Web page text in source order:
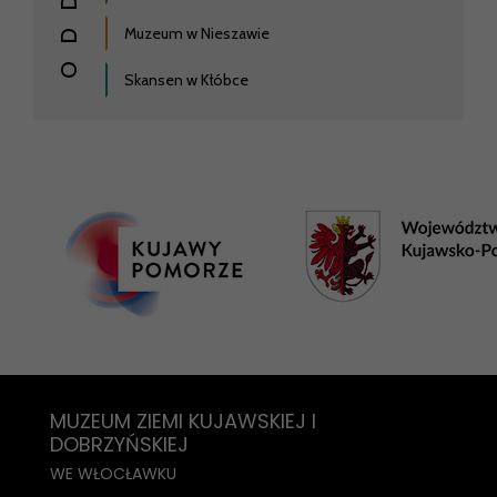
Muzeum w Nieszawie
Skansen w Kłóbce
MUZEUM ZIEMI KUJAWSKIEJ I
DOBRZYŃSKIEJ
WE WŁOCŁAWKU